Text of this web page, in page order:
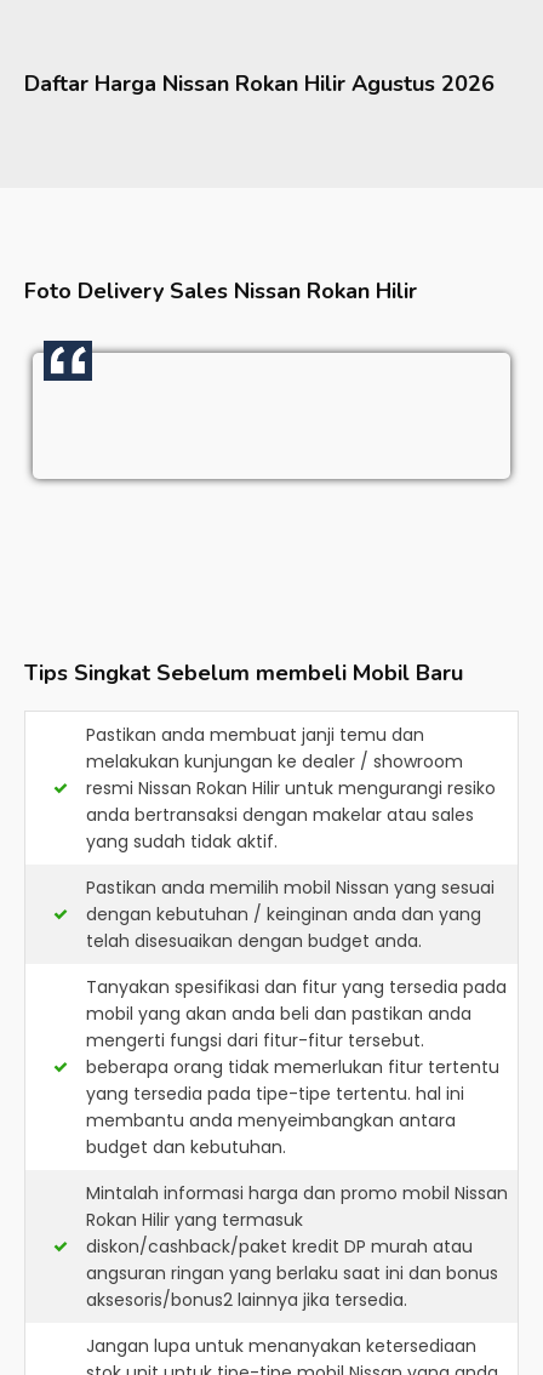
Daftar Harga Nissan Rokan Hilir Agustus 2026
Foto Delivery Sales Nissan Rokan Hilir
Tips Singkat Sebelum membeli Mobil Baru
Pastikan anda membuat janji temu dan
melakukan kunjungan ke dealer / showroom
resmi Nissan Rokan Hilir untuk mengurangi resiko
anda bertransaksi dengan makelar atau sales
yang sudah tidak aktif.
Pastikan anda memilih mobil Nissan yang sesuai
dengan kebutuhan / keinginan anda dan yang
telah disesuaikan dengan budget anda.
Tanyakan spesifikasi dan fitur yang tersedia pada
mobil yang akan anda beli dan pastikan anda
mengerti fungsi dari fitur-fitur tersebut.
beberapa orang tidak memerlukan fitur tertentu
yang tersedia pada tipe-tipe tertentu. hal ini
membantu anda menyeimbangkan antara
budget dan kebutuhan.
Mintalah informasi harga dan promo mobil Nissan
Rokan Hilir yang termasuk
diskon/cashback/paket kredit DP murah atau
angsuran ringan yang berlaku saat ini dan bonus
aksesoris/bonus2 lainnya jika tersedia.
Jangan lupa untuk menanyakan ketersediaan